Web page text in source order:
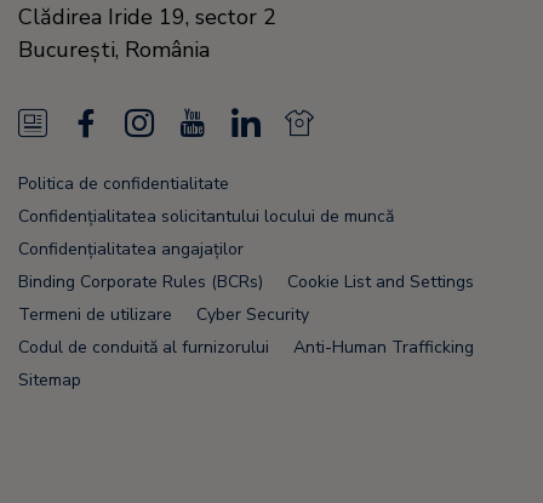
Clădirea Iride 19, sector 2
Bucureşti, România
N
e
w
s
F
e
e
c
e
b
o
I
s
t
a
g
o
u
T
u
b
L
n
e
d
N
w
F
e
Politica de confidentialitate
Confidențialitatea solicitantului locului de muncă
Confidențialitatea angajaților
Binding Corporate Rules (BCRs)
Cookie List and Settings
Termeni de utilizare
Cyber Security
Codul de conduită al furnizorului
Anti-Human Trafficking
Sitemap